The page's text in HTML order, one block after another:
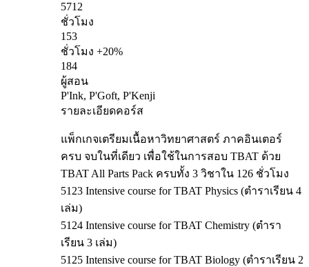
5712
ชั่วโมง
153
ชั่วโมง +20%
184
ผู้สอน
P'Ink, P'Goft, P'Kenji
รายละเอียดคอร์ส
แพ็กเกจเตรียมเนื้อหาวิทยาศาสตร์ ภาคอินเตอร์
ครบ จบในที่เดียว เพื่อใช้ในการสอบ TBAT ด้วย
TBAT All Parts Pack ครบทั้ง 3 วิชาใน 126 ชั่วโมง
5123 Intensive course for TBAT Physics (ตำราเรียน 4
เล่ม)
5124 Intensive course for TBAT Chemistry (ตำรา
เรียน 3 เล่ม)
5125 Intensive course for TBAT Biology (ตำราเรียน 2